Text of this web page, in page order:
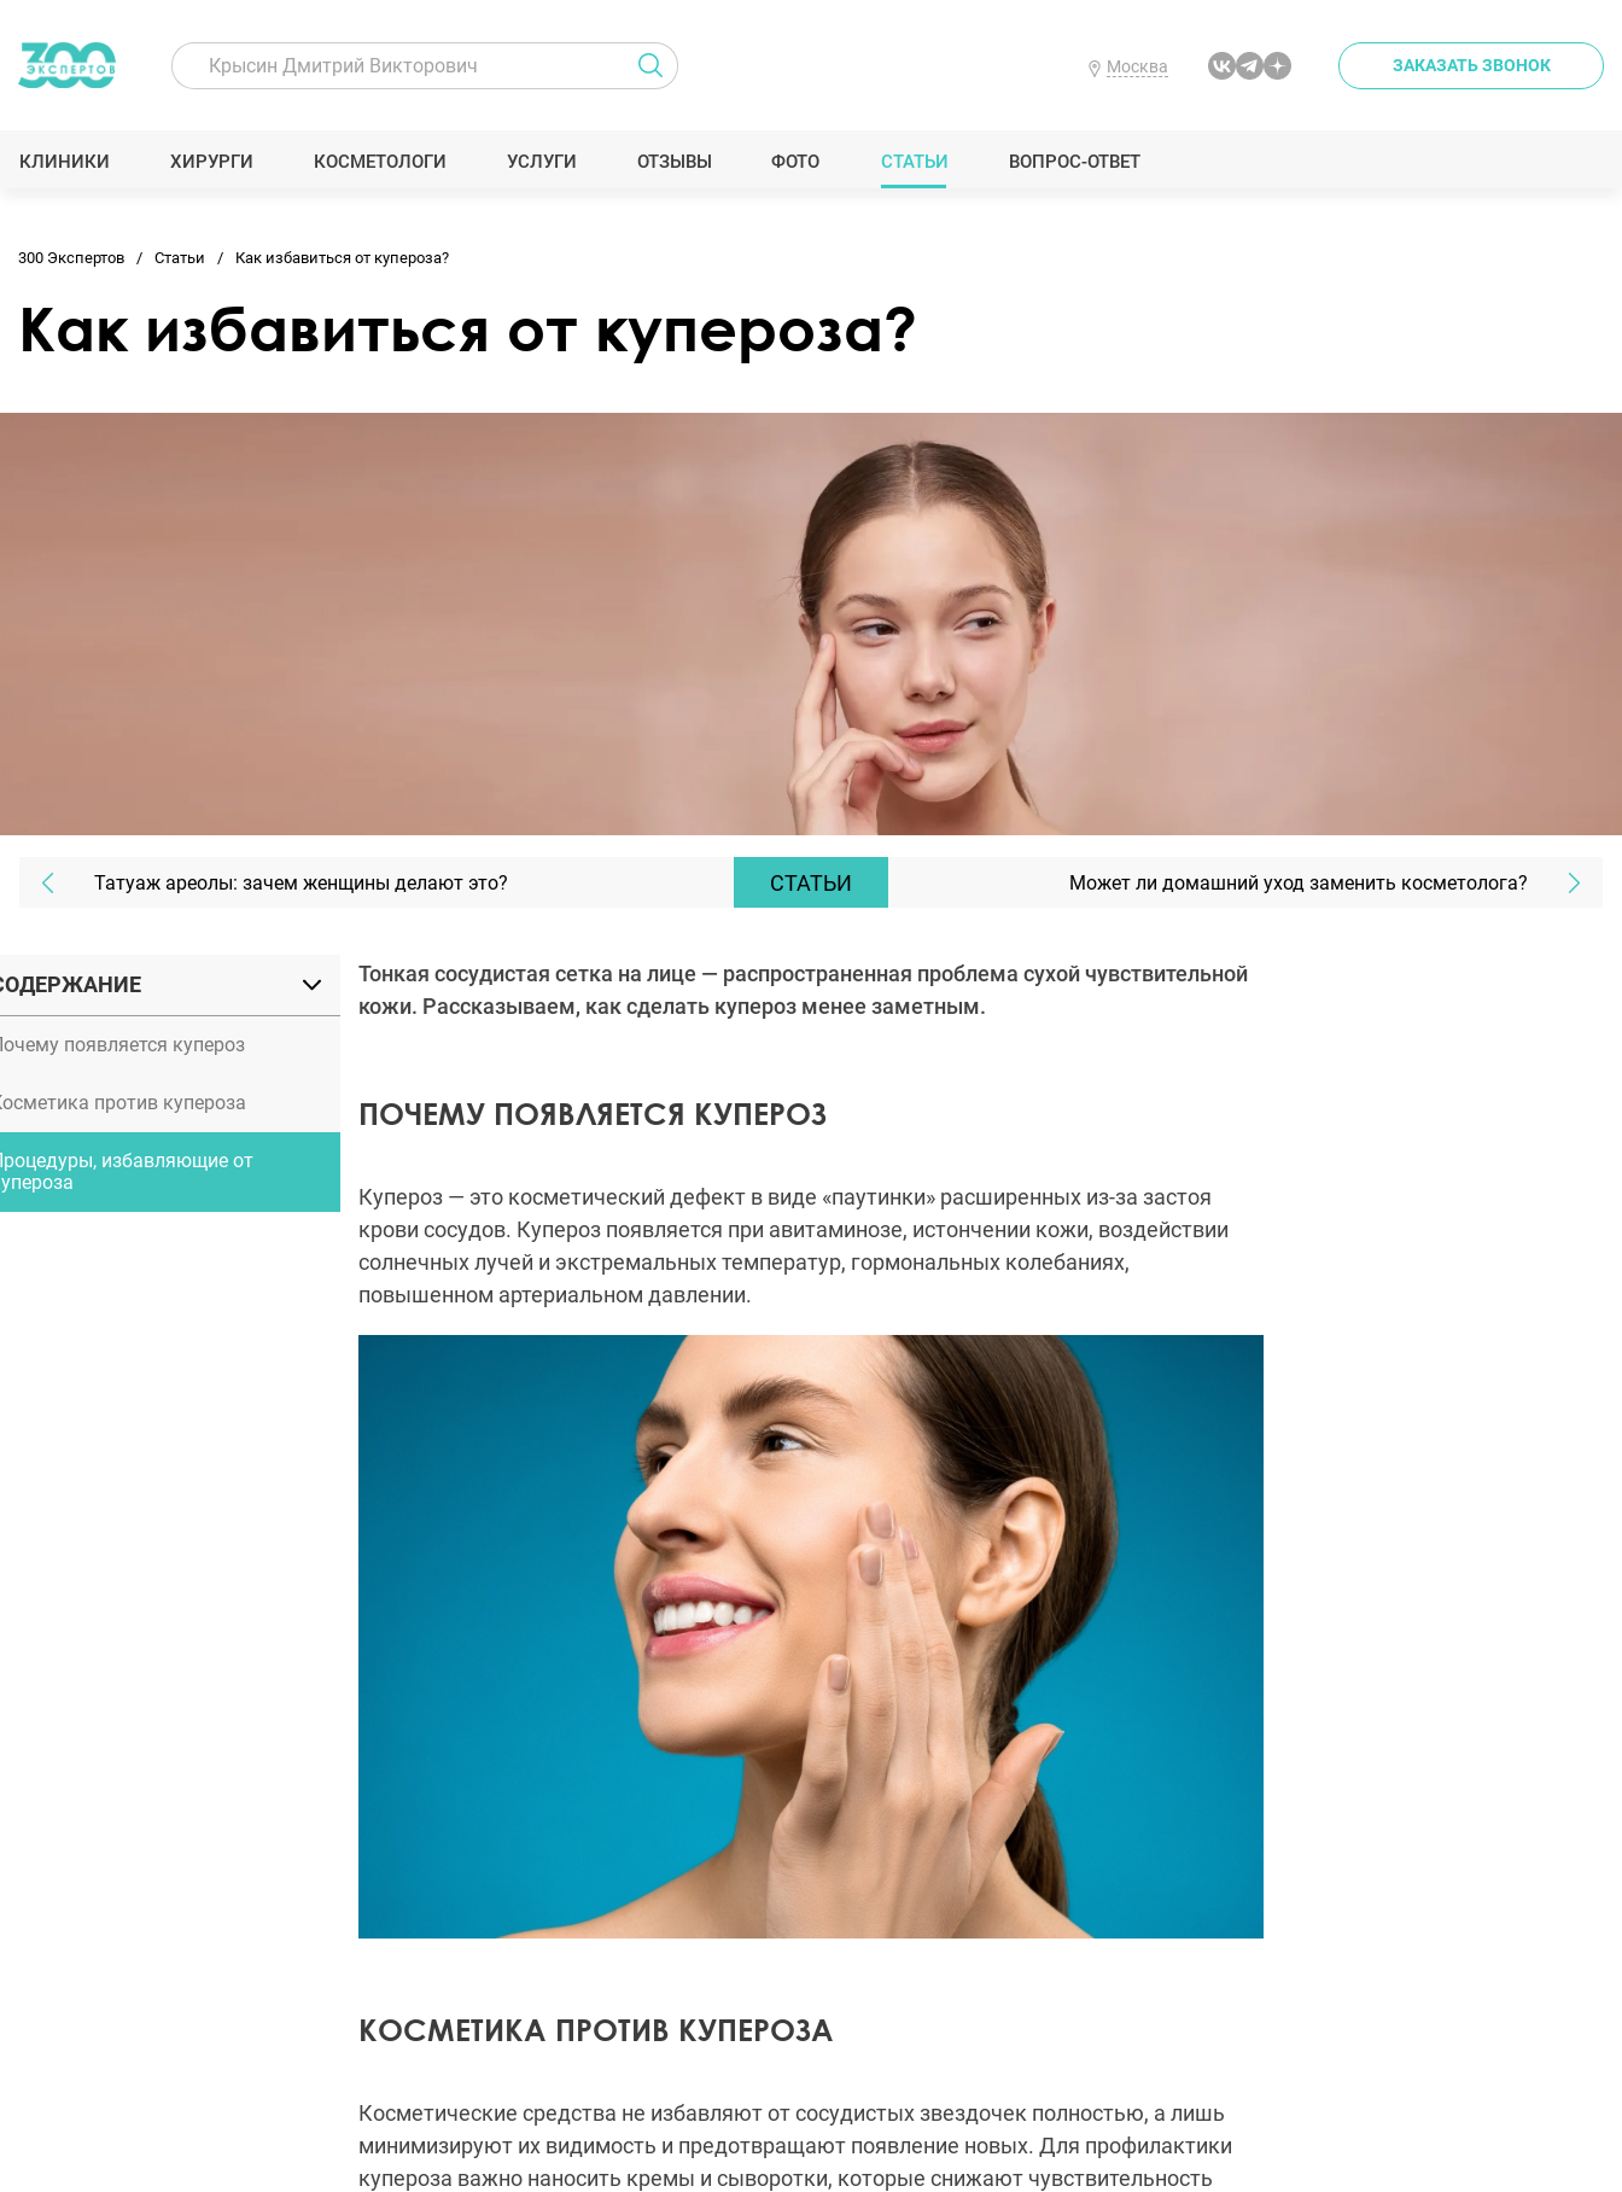
Москва ЗАКАЗАТЬ ЗВОНОК
КЛИНИКИ ХИРУРГИ КОСМЕТОЛОГИ УСЛУГИ ОТЗЫВЫ ФОТО СТАТЬИ ВОПРОС-ОТВЕТ
появляется купероз
против купероза
избавляющие от
300 Экспертов Статьи Как избавиться от купероза?
Как избавиться от купероза?
Татуаж ареолы: зачем женщины делают это? СТАТЬИ Может ли домашний уход заменить косметолога?
Тонкая сосудистая сетка на лице — распространенная проблема сухой чувствительной
кожи. Рассказываем, как сделать купероз менее заметным.
ПОЧЕМУ ПОЯВЛЯЕТСЯ КУПЕРОЗ
Купероз — это косметический дефект в виде «паутинки» расширенных из-за застоя
крови сосудов. Купероз появляется при авитаминозе, истончении кожи, воздействии
солнечных лучей и экстремальных температур, гормональных колебаниях,
повышенном артериальном давлении.
КОСМЕТИКА ПРОТИВ КУПЕРОЗА
Косметические средства не избавляют от сосудистых звездочек полностью, а лишь
минимизируют их видимость и предотвращают появление новых. Для профилактики
купероза важно наносить кремы и сыворотки, которые снижают чувствительность